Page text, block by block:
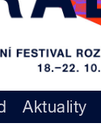
Aktuality